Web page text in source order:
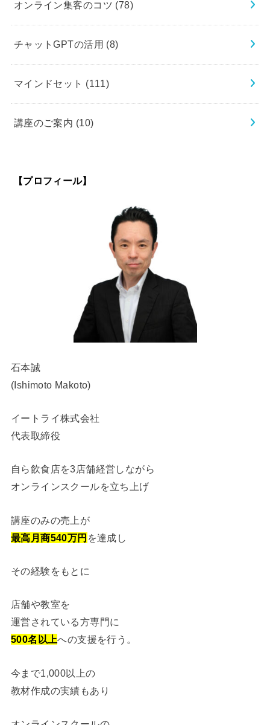
オンライン集客のコツ (78)
チャットGPTの活用 (8)
マインドセット (111)
講座のご案内 (10)
【プロフィール】
石本誠
(Ishimoto Makoto)
イートライ株式会社
代表取締役
自ら飲食店を3店舗経営しながら
オンラインスクールを立ち上げ
講座のみの売上が
最高月商540万円 を達成し
その経験をもとに
店舗や教室を
運営されている方専門に
500名以上への支援を行う。
今まで1,000以上の
教材作成の実績もあり